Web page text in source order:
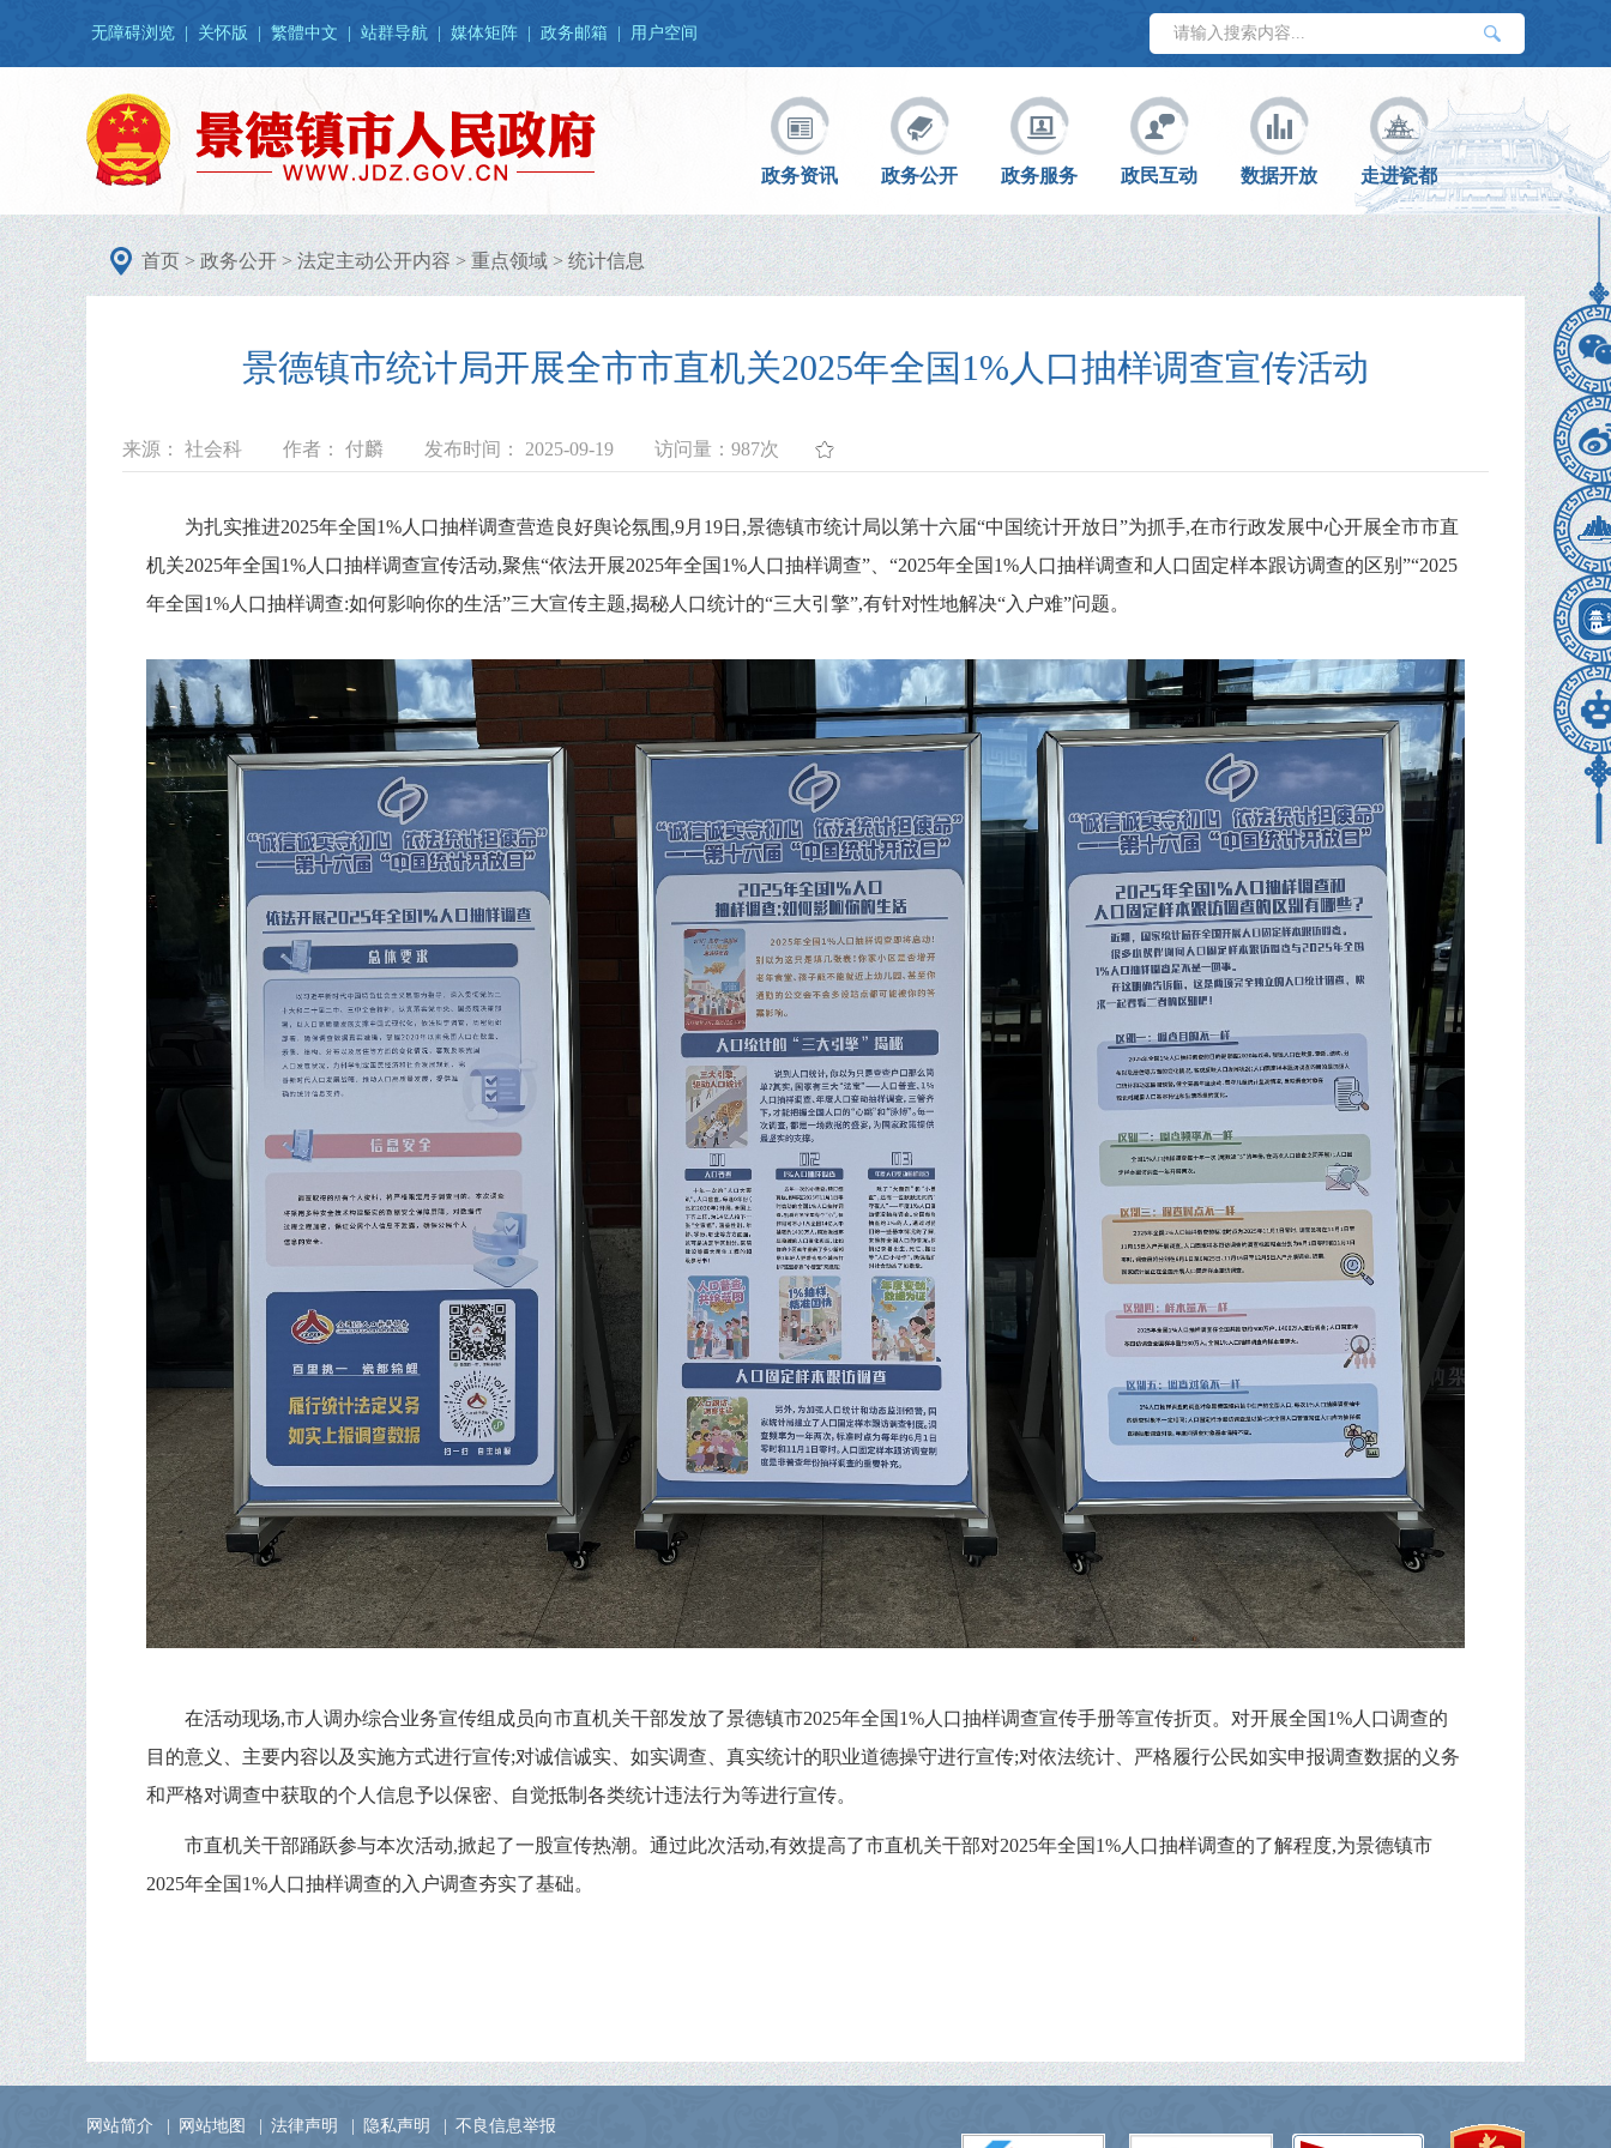
无障碍浏览 关怀版 繁體中文 站群导航 媒体矩阵 政务邮箱 用户空间
政务资讯 政务公开 政务服务 政民互动 数据开放 走进瓷都
首页>政务公开>法定主动公开内容>重点领域>统计信息
景德镇市统计局开展全市市直机关2025年全国1%人口抽样调查宣传活动
来源： 社会科 作者： 付麟 发布时间： 2025-09-19 访问量： 987次
为扎实推进2025年全国1%人口抽样调查营造良好舆论氛围,9月19日,景德镇市统计局以第十六届“中国统计开放日”为抓手,在市行政发展中心开展全市市直
机关2025年全国1%人口抽样调查宣传活动,聚焦“依法开展2025年全国1%人口抽样调查”、“2025年全国1%人口抽样调查和人口固定样本跟访调查的区别”“2025
年全国1%人口抽样调查:如何影响你的生活”三大宣传主题,揭秘人口统计的“三大引擎”,有针对性地解决“入户难”问题。
在活动现场,市人调办综合业务宣传组成员向市直机关干部发放了景德镇市2025年全国1%人口抽样调查宣传手册等宣传折页。对开展全国1%人口调查的
目的意义、主要内容以及实施方式进行宣传;对诚信诚实、如实调查、真实统计的职业道德操守进行宣传;对依法统计、严格履行公民如实申报调查数据的义务
和严格对调查中获取的个人信息予以保密、自觉抵制各类统计违法行为等进行宣传。
市直机关干部踊跃参与本次活动,掀起了一股宣传热潮。通过此次活动,有效提高了市直机关干部对2025年全国1%人口抽样调查的了解程度,为景德镇市
2025年全国1%人口抽样调查的入户调查夯实了基础。
网站简介 网站地图 法律声明 隐私声明 不良信息举报